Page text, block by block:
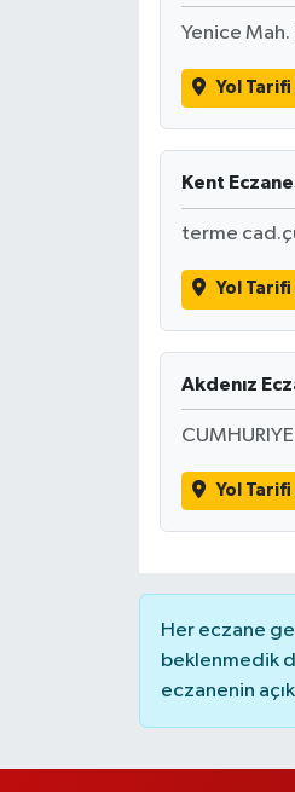
Yenice Mah.
Yol Tarifi
Kent
terme
Yol Tarifi
Akdenız
Yol Tarifi
Her eczane
beklenmedik
eczanenin